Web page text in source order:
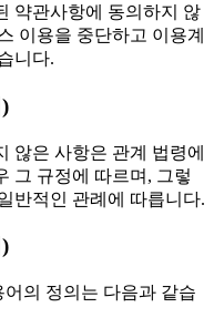
약관사항에 동의하지 않
이용을 중단하고 이용계
니다.
않은 사항은 관계 법령에
그 규정에 따르며, 그렇
반적인 관례에 따릅니다.
의 정의는 다음과 같습